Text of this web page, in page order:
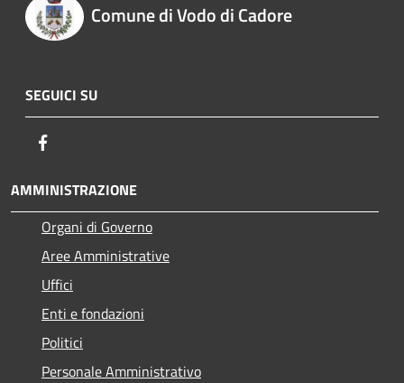
Comune di Vodo di Cadore
SEGUICI SU
AMMINISTRAZIONE
Organi di Governo
Aree Amministrative
Uffici
Enti e fondazioni
Politici
Personale Amministrativo